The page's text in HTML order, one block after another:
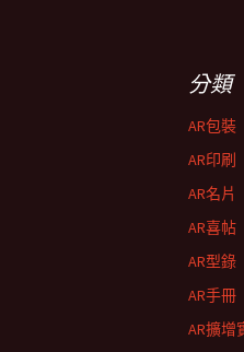
分類
AR包裝
AR印刷
AR名片
AR喜帖
AR型錄
AR手冊
AR擴增